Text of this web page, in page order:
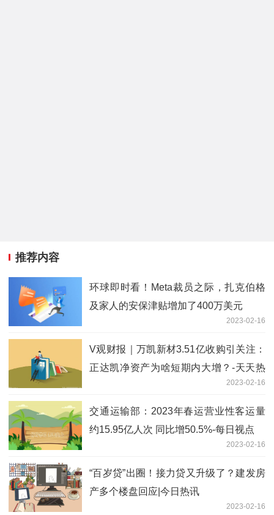
推荐内容
环球即时看！Meta裁员之际，扎克伯格
及家人的安保津贴增加了400万美元
2023-02-16
V观财报｜万凯新材3.51亿收购引关注：
正达凯净资产为啥短期内大增？-天天热
2023-02-16
交通运输部：2023年春运营业性客运量
约15.95亿人次 同比增50.5%-每日视点
2023-02-16
“百岁贷”出圈！接力贷又升级了？建发房
产多个楼盘回应|今日热讯
2023-02-16